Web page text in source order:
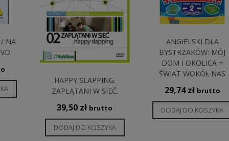
/ NA
HAPPY SLAPPING.
ZAPLĄTANI W SIEĆ.
39,50 zł brutto
DODAJ DO KOSZYKA
ANGIELSKI DLA
BYSTRZAKÓW: MÓJ
DOM I OKOLICA +
ŚWIAT WOKÓŁ NAS
29,74zł brutto
DODAJ DO KOSZYKA